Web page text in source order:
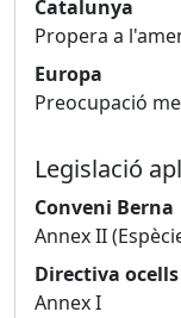
Catalunya
Propera a
Europa
Preocupació
Legislació
Conveni Berna
Annex II
Directiva ocells
Annex I